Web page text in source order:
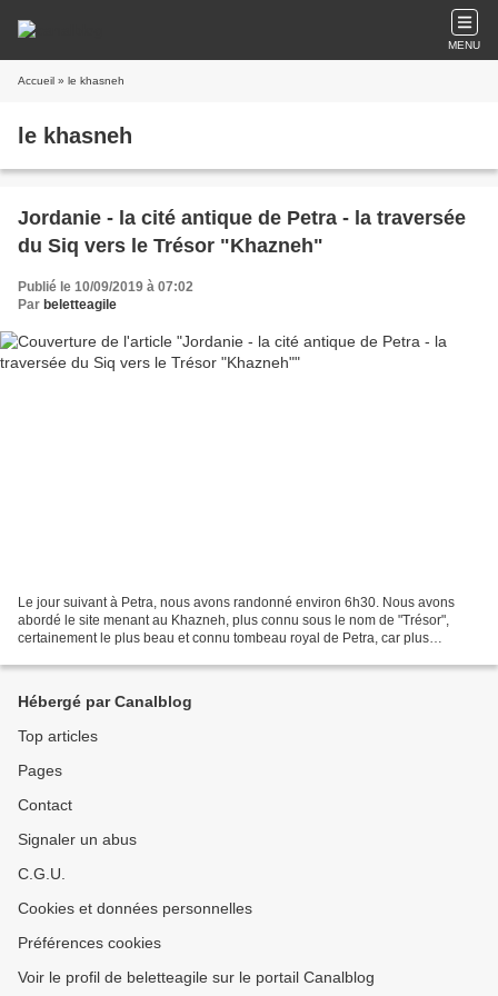
MENU
Accueil » le khasneh
le khasneh
Jordanie - la cité antique de Petra - la traversée
du Siq vers le Trésor "Khazneh"
Publié le 10/09/2019 à 07:02
Par beletteagile
Le jour suivant à Petra, nous avons randonné environ 6h30. Nous avons
abordé le site menant au Khazneh, plus connu sous le nom de "Trésor",
certainement le plus beau et connu tombeau royal de Petra, car plus
Hébergé par Canalblog
Top articles
Pages
Contact
Signaler un abus
C.G.U.
Cookies et données personnelles
Préférences cookies
Voir le profil de beletteagile sur le portail Canalblog